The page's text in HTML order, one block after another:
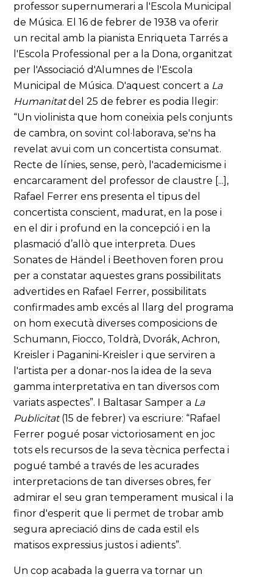
professor supernumerari a l'Escola Municipal
de Música. El 16 de febrer de 1938 va oferir
un recital amb la pianista Enriqueta Tarrés a
l'Escola Professional per a la Dona, organitzat
per l'Associació d'Alumnes de l'Escola
Municipal de Música. D'aquest concert a La
Humanitatdel 25 de febrer es podia llegir:
“Un violinista que hom coneixia pels conjunts
de cambra, on sovint col·laborava, se'ns ha
revelat avui com un concertista consumat.
Recte de línies, sense, però, l'academicisme i
encarcarament del professor de claustre [...],
Rafael Ferrer ens presenta el tipus del
concertista conscient, madurat, en la pose i
en el dir i profund en la concepció i en la
plasmació d’allò que interpreta. Dues
Sonates de Händel i Beethoven foren prou
per a constatar aquestes grans possibilitats
advertides en Rafael Ferrer, possibilitats
confirmades amb excés al llarg del programa
on hom executà diverses composicions de
Schumann, Fiocco, Toldrà, Dvorák, Achron,
Kreisler i Paganini-Kreisler i que serviren a
l'artista per a donar-nos la idea de la seva
gamma interpretativa en tan diversos com
variats aspectes”. I Baltasar Samper a La
Publicitat(15 de febrer) va escriure: “Rafael
Ferrer pogué posar victoriosament en joc
tots els recursos de la seva tècnica perfecta i
pogué també a través de les acurades
interpretacions de tan diverses obres, fer
admirar el seu gran temperament musical i la
finor d'esperit que li permet de trobar amb
segura apreciació dins de cada estil els
matisos expressius justos i adients”.
Un cop acabada la guerra va tornar un